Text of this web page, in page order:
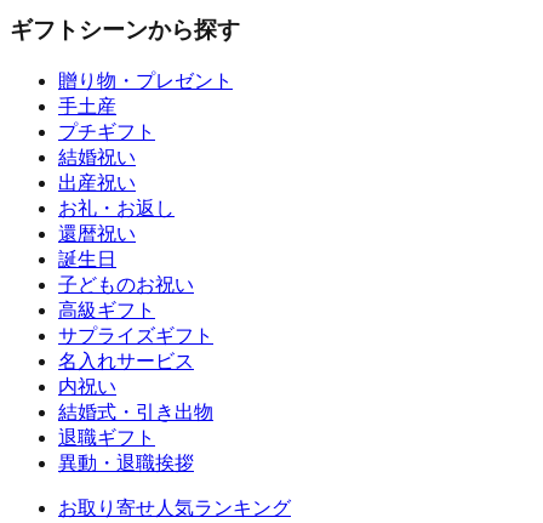
ギフトシーンから探す
贈り物・プレゼント
手土産
プチギフト
結婚祝い
出産祝い
お礼・お返し
還暦祝い
誕生日
子どものお祝い
高級ギフト
サプライズギフト
名入れサービス
内祝い
結婚式・引き出物
退職ギフト
異動・退職挨拶
お取り寄せ人気ランキング